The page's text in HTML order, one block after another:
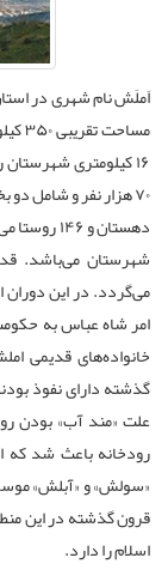
اَملَش نام شهری در
۱۶ کیلومتری
شهرستان می‌باشد.
می‌گردد. در این دوران
امر شاه عباس به
خانواده‌های قدیمی
گذشته دارای نفوذ
علت «مند آب» بودن
رودخانه باعث شد
«سولش» و «آبلش»
قرون گذشته در این
اسلام را دارد.